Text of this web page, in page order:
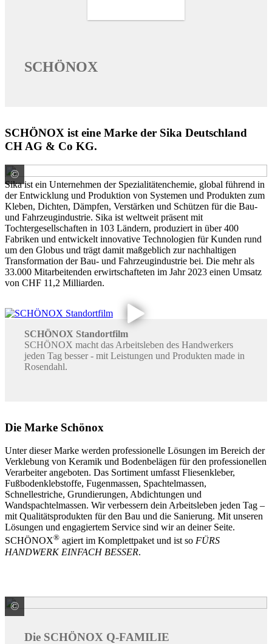
SCHÖNOX
SCHÖNOX ist eine Marke der Sika Deutschland
CH AG & Co KG.
©
Sika Deutschland CH AG & Co KG -Marke SCHÖNOX-
Sika ist ein Unternehmen der Spezialitätenchemie, global führend in
der Entwicklung und Produktion von Systemen und Produkten zum
Kleben, Dichten, Dämpfen, Verstärken und Schützen für die Bau-
und Fahrzeugindustrie. Sika ist weltweit präsent mit
Tochtergesellschaften in 103 Ländern, produziert in über 400
Fabriken und entwickelt innovative Technologien für Kunden rund
um den Globus und trägt damit maßgeblich zur nachhaltigen
Transformation der Bau- und Fahrzeugindustrie bei. Die mehr als
33.000 Mitarbeitenden erwirtschafteten im Jahr 2023 einen Umsatz
von CHF 11,2 Milliarden.
SCHÖNOX Standortfilm
SCHÖNOX macht das Arbeitsleben des Handwerkers
jeden Tag besser - mit Leistungen und Produkten made in
Rosendahl.
Die Marke Schönox
Unter dieser Marke werden professionelle Lösungen im Bereich der
Verklebung von Keramik und Bodenbelägen für den professionellen
Verarbeiter angeboten. Das Sortiment umfasst Fliesenkleber,
Fußbodenklebstoffe, Fugenmassen, Spachtelmassen,
Schnellestriche, Grundierungen, Abdichtungen und
Wandspachtelmassen. Wir verbessern dein Arbeitsleben jeden Tag –
mit Qualitätsprodukten für den Bau und die Sanierung. Mit unseren
Lösungen und engagiertem Service sind wir an deiner Seite.
SCHÖNOX® agiert im Komplettpaket und ist so FÜRS
HANDWERK EINFACH BESSER.
© Sika Deutschland CH AG & Co KG -Marke SCHÖNOX-
Die SCHÖNOX Q-FAMILIE